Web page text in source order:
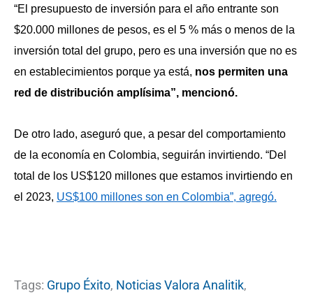
“El presupuesto de inversión para el año entrante son
$20.000 millones de pesos, es el 5 % más o menos de la
inversión total del grupo, pero es una inversión que no es
en establecimientos porque ya está, nos permiten una
red de distribución amplísima”, mencionó.
De otro lado, aseguró que, a pesar del comportamiento
de la economía en Colombia, seguirán invirtiendo. “Del
total de los US$120 millones que estamos invirtiendo en
el 2023, US$100 millones son en Colombia”, agregó.
Tags: Grupo Éxito, Noticias Valora Analitik,